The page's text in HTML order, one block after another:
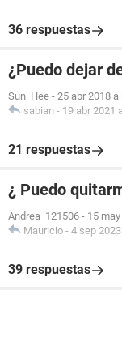
36 respuestas
¿Puedo dejar
Sun_Hee - 25 abr 2018 a
sabian - 19 abr 2021
21 respuestas
¿ Puedo
Andrea_121506 - 15
Mauricio - 4 sep
39 respuestas